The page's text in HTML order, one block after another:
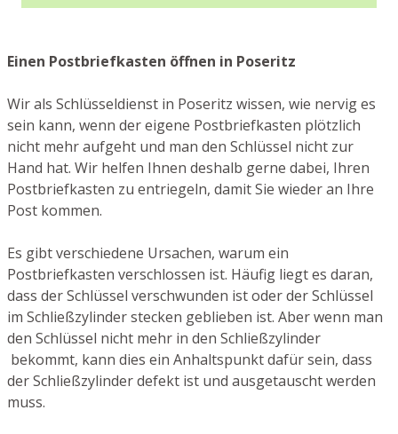
Einen Postbriefkasten öffnen in Poseritz
Wir als Schlüsseldienst in Poseritz wissen, wie nervig es
sein kann, wenn der eigene Postbriefkasten plötzlich
nicht mehr aufgeht und man den Schlüssel nicht zur
Hand hat. Wir helfen Ihnen deshalb gerne dabei, Ihren
Postbriefkasten zu entriegeln, damit Sie wieder an Ihre
Post kommen.
Es gibt verschiedene Ursachen, warum ein
Postbriefkasten verschlossen ist. Häufig liegt es daran,
dass der Schlüssel verschwunden ist oder der Schlüssel
im Schließzylinder stecken geblieben ist. Aber wenn man
den Schlüssel nicht mehr in den Schließzylinder
bekommt, kann dies ein Anhaltspunkt dafür sein, dass
der Schließzylinder defekt ist und ausgetauscht werden
muss.